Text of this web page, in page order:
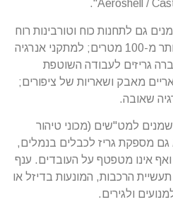
גם לתחנות כוח וטורבינות רוח
לייצור חשמל, שגובהן מגיע ליותר מ-100 מטרים; למתקני אנרגיה
גריזים לעבודה השוטפת
מאבק ושאריות של ציפורים;
שאובה.
למט"שים (מכוני טיהור
מספקת גריז לכבלים בנמלים,
אינו מטפטף על העובדים. ענף
הרכבות, המונעות בדיזל או
ולגירים.